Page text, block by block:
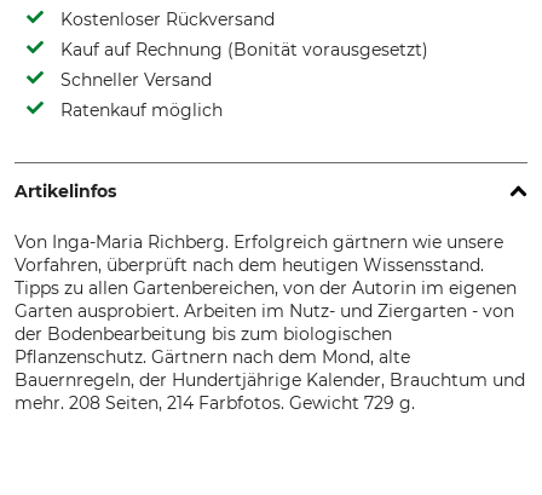
Kostenloser Rückversand
Kauf auf Rechnung (Bonität vorausgesetzt)
Schneller Versand
Ratenkauf möglich
Artikelinfos
Von Inga-Maria Richberg. Erfolgreich gärtnern wie unsere
Vorfahren, überprüft nach dem heutigen Wissensstand.
Tipps zu allen Gartenbereichen, von der Autorin im eigenen
Garten ausprobiert. Arbeiten im Nutz- und Ziergarten - von
der Bodenbearbeitung bis zum biologischen
Pflanzenschutz. Gärtnern nach dem Mond, alte
Bauernregeln, der Hundertjährige Kalender, Brauchtum und
mehr. 208 Seiten, 214 Farbfotos. Gewicht 729 g.